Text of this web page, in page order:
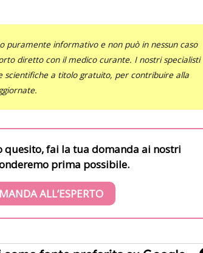
puramente informativo e non può in nessun caso
diretto con il medico curante. I nostri specialisti
scientifiche a titolo gratuito, per contribuire alla
quesito, fai la tua domanda ai nostri
prima possibile.
ALL’ESPERTO